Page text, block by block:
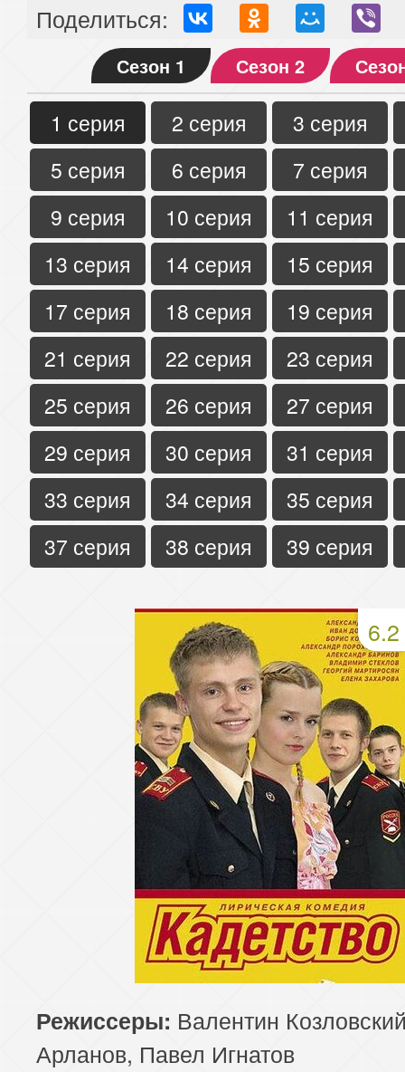
Поделиться:
Сезон 1 Сезон 2
1 серия 2 серия
3 серия
5 серия
6 серия
7 серия
9 серия
10 серия
11 серия
13 серия
14 серия
15 серия
17 серия
18 серия
19 серия
21 серия
22 серия
23 серия
25 серия
26 серия
27 серия
29 серия
30 серия
31 серия
33 серия
34 серия
35 серия
37 серия
38 серия 39 серия
6.2
Режиссеры: Валентин
Арланов, Павел Игнатов